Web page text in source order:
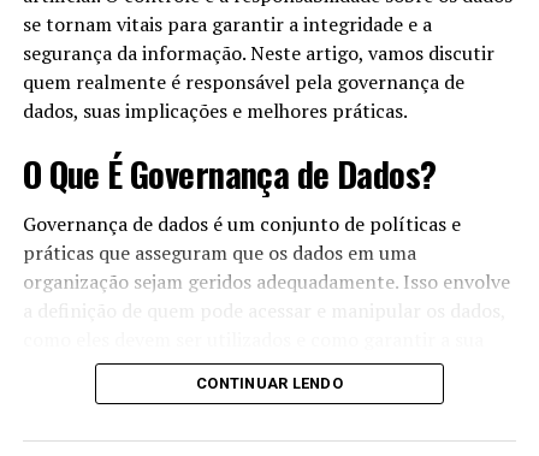
se tornam vitais para garantir a integridade e a
segurança da informação. Neste artigo, vamos discutir
quem realmente é responsável pela governança de
dados, suas implicações e melhores práticas.
O Que É Governança de Dados?
Governança de dados é um conjunto de políticas e
práticas que asseguram que os dados em uma
organização sejam geridos adequadamente. Isso envolve
qualidade e segurança. É um aspecto crítico para
qualquer empresa que deseja utilizar dados de maneira
CONTINUAR LENDO